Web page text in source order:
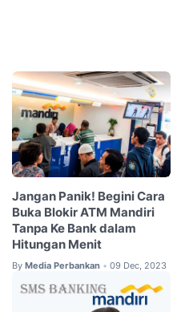
Jangan Panik! Begini Cara
Buka Blokir ATM Mandiri
Tanpa Ke Bank dalam
Hitungan Menit
By Media Perbankan • 09 Dec, 2023